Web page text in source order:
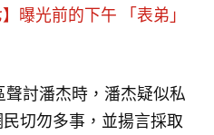
曝光前的下午 「表弟」
討潘杰時，潘杰疑似私
切勿多事，並揚言採取